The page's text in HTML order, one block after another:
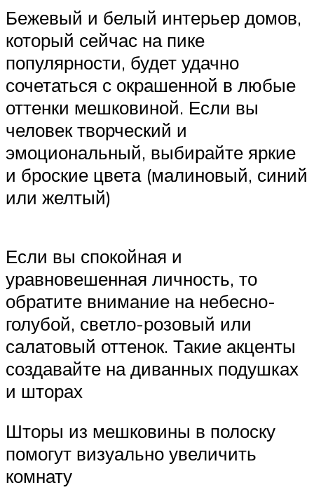
Бежевый и белый интерьер домов,
который сейчас на пике
популярности, будет удачно
сочетаться с окрашенной в любые
оттенки мешковиной. Если вы
человек творческий и
эмоциональный, выбирайте яркие
и броские цвета (малиновый, синий
или желтый)
Если вы спокойная и
уравновешенная личность, то
обратите внимание на небесно-
голубой, светло-розовый или
салатовый оттенок. Такие акценты
создавайте на диванных подушках
и шторах
Шторы из мешковины в полоску
помогут визуально увеличить
комнату